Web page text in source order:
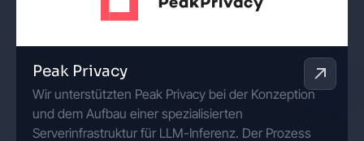
Peak Privacy
Wir unterstützten Peak Privacy bei der Konzeption
und dem Aufbau einer spezialisierten
Serverinfrastruktur für LLM-Inferenz. Der Prozess